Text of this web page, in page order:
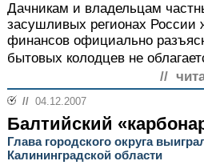
Дачникам и владельцам
засушливых регионах России
финансов официально
бытовых колодцев не
//
// 04.12.2007
Балтийский
Глава городского округа
Калининградской области